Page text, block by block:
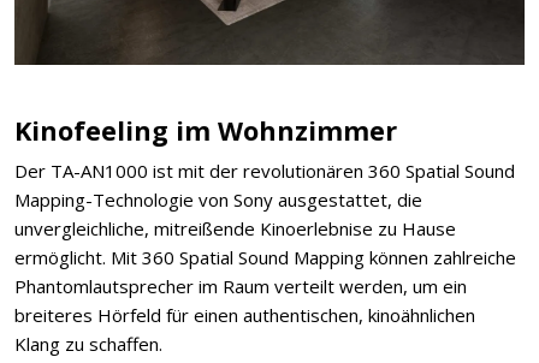
Kinofeeling im Wohnzimmer
Der TA-AN1000 ist mit der revolutionären 360 Spatial Sound
Mapping-Technologie von Sony ausgestattet, die
unvergleichliche, mitreißende Kinoerlebnise zu Hause
ermöglicht. Mit 360 Spatial Sound Mapping können zahlreiche
Phantomlautsprecher im Raum verteilt werden, um ein
breiteres Hörfeld für einen authentischen, kinoähnlichen
Klang zu schaffen.